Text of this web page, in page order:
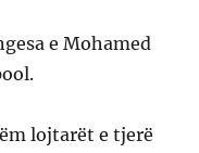
e Mohamed
lojtarët e tjerë